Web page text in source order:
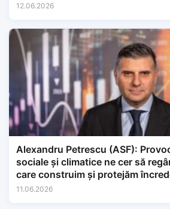
12.06.2026
Alexandru Petrescu (ASF):
sociale și climatice ne cer să
care construim și protejăm
financiare.
11.06.2026